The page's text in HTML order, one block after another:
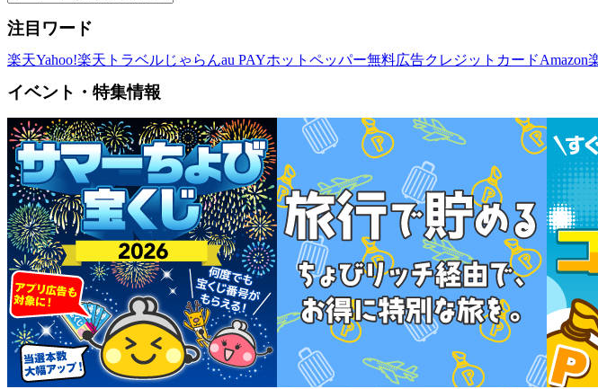
注目ワード
楽天Yahoo!楽天トラベルじゃらんau PAYホットペッパー無料広告クレジットカードAmazon
イベント・特集情報